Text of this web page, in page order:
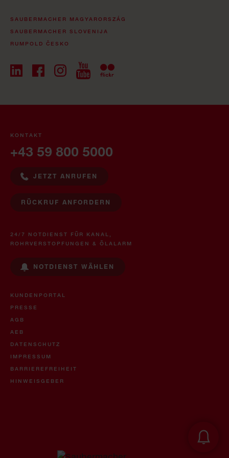
SAUBERMACHER MAGYARORSZÁG
SAUBERMACHER SLOVENIJA
RUMPOLD ČESKO
KONTAKT
+43 59 800 5000
JETZT ANRUFEN
RÜCKRUF ANFORDERN
24/7 NOTDIENST FÜR KANAL,
ROHRVERSTOPFUNGEN & ÖLALARM
NOTDIENST WÄHLEN
KUNDENPORTAL
PRESSE
AGB
AEB
DATENSCHUTZ
IMPRESSUM
BARRIEREFREIHEIT
HINWEISGEBER
Öl- &